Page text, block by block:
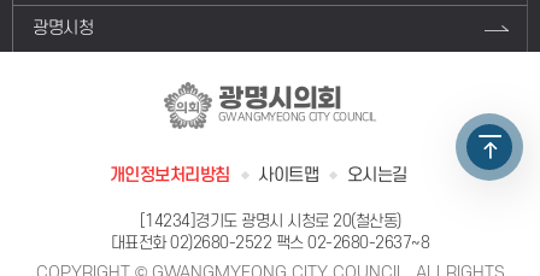
광명시청
광명시의회
GWANGMYEONG CITY COUNCIL
개인정보처리방침 사이트맵 오시는길
[14234]경기도 광명시 시청로 20(철산동)
대표전화02)2680-2522 팩스 02-2680-2637~8